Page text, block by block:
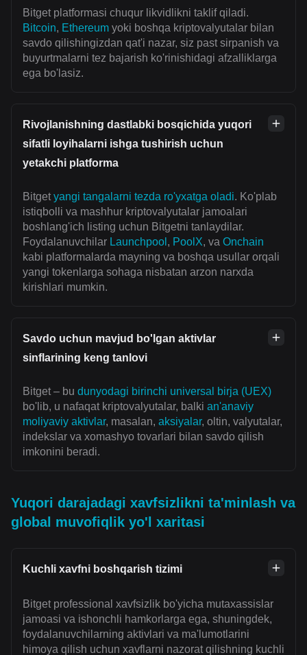
Bitget platformasi chuqur likvidlikni taklif qiladi.
Bitcoin, Ethereum yoki boshqa kriptovalyutalar bilan
savdo qilishingizdan qat'i nazar, siz past sirpanish va
buyurtmalarni tez bajarish ko'rinishidagi afzalliklarga
ega bo'lasiz.
Rivojlanishning dastlabki bosqichida yuqori
sifatli loyihalarni ishga tushirish uchun
yetakchi platforma
Bitget yangi tangalarni tezda ro'yxatga oladi. Ko'plab
istiqbolli va mashhur kriptovalyutalar jamoalari
boshlang'ich listing uchun Bitgetni tanlaydilar.
Foydalanuvchilar Launchpool , PoolX, va Onchain
kabi platformalarda mayning va boshqa usullar orqali
yangi tokenlarga sohaga nisbatan arzon narxda
kirishlari mumkin.
Savdo uchun mavjud bo'lgan aktivlar
sinflarining keng tanlovi
Bitget – bu dunyodagi birinchi universal birja (UEX)
bo'lib, u nafaqat kriptovalyutalar, balki an'anaviy
moliyaviy aktivlar, masalan, aksiyalar, oltin, valyutalar,
indekslar va xomashyo tovarlari bilan savdo qilish
imkonini beradi.
Yuqori darajadagi xavfsizlikni ta'minlash va
global muvofiqlik yo'l xaritasi
Kuchli xavfni boshqarish tizimi
Bitget professional xavfsizlik bo'yicha mutaxassislar
jamoasi va ishonchli hamkorlarga ega, shuningdek,
foydalanuvchilarning aktivlari va ma'lumotlarini
himoya qilish uchun xavflarni nazorat qilishning kuchli